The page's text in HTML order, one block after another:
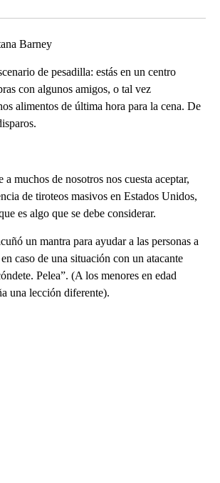
Barney
de pesadilla: estás en un centro
con algunos amigos, o tal vez
alimentos de última hora para la cena. De
a muchos de nosotros nos cuesta aceptar,
de tiroteos masivos en Estados Unidos,
es algo que se debe considerar.
un mantra para ayudar a las personas a
caso de una situación con un atacante
Pelea”. (A los menores en edad
una lección diferente).